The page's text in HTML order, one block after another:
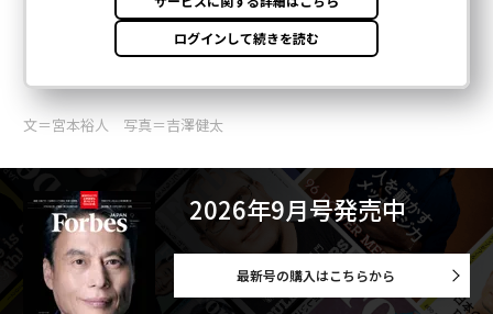
文＝宮本裕人 写真＝吉澤健太
2026年9月号発売中
最新号の購入はこちらから